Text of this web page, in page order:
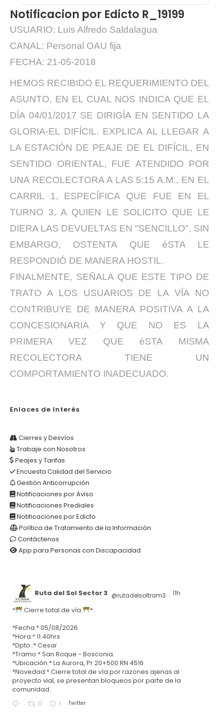
Notificacion por Edicto R_19199
USUARIO: Luis Alfredo Saldalagua
CANAL: Personal OAU fija
FECHA: 21-05-2018
HEMOS RECIBIDO EL REQUERIMIENTO DEL
ASUNTO, EN EL CUAL NOS INDICA QUE EL
DÍA 04/01/2017 SE DIRIGÍA EN SENTIDO LA
GLORIA-EL DIFÍCIL. EXPLICA AL LLEGAR A
LA ESTACIÓN DE PEAJE DE EL DIFÍCIL, EN
SENTIDO ORIENTAL, FUE ATENDIDO POR
UNA RECOLECTORA A LAS 5:15 A.M., EN EL
CARRIL 1, ESPECÍFICA QUE FUE EN EL
TURNO 3, A QUIEN LE SOLICITO QUE LE
DIERA LAS DEVUELTAS EN "SENCILLO", SIN
EMBARGO, OSTENTA QUE éSTA LE
RESPONDIÓ DE MANERA HOSTIL.
FINALMENTE, SEÑALA QUE ESTE TIPO DE
TRATO A LOS USUARIOS DE LA VÍA NO
CONTRIBUYE DE MANERA POSITIVA A LA
CONCESIONARIA Y QUE NO ES LA
PRIMERA VEZ QUE éSTA MISMA
RECOLECTORA TIENE UN
COMPORTAMIENTO INADECUADO.
Enlaces de Interés
Cierres y Desvíos
Trabaje con Nosotros
Peajes y Tarifas
Encuesta Calidad del Servicio
Gestión Anticorrupción
Notificaciones por Aviso
Notificaciones Prediales
Notificaciones por Edicto
Política de Tratamiento de la Información
Contáctenos
App para Personas con Discapacidad
Ruta del Sol Sector 3 @rutadelsoltram3 · 11h
* Cierre total de vía
*
*Fecha:* 05/08/2026
*Hora:* 11:40hrs
*Dpto.:* Cesar
*Tramo:* San Roque - Bosconia.
*Ubicación:* La Aurora, Pr 20+500 RN 4516
*Novedad:* Cierre total de vía por razones ajenas al
proyecto vial, se presentan bloqueos por parte de la
comunidad.
0 1 Twitter